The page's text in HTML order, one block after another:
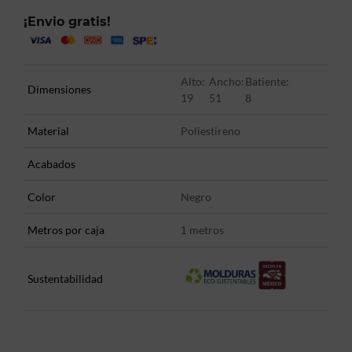
¡Envio gratis!
Dimensiones
Alto:
19
Ancho:
51
Batiente:
8
Material Poliestireno
Acabados
Color Negro
Metros por caja 1 metros
Sustentabilidad